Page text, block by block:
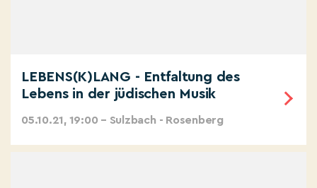
LEBENS(K)LANG - Entfaltung des
Lebens in der jüdischen Musik
05.10.21, 19:00 – Sulzbach - Rosenberg